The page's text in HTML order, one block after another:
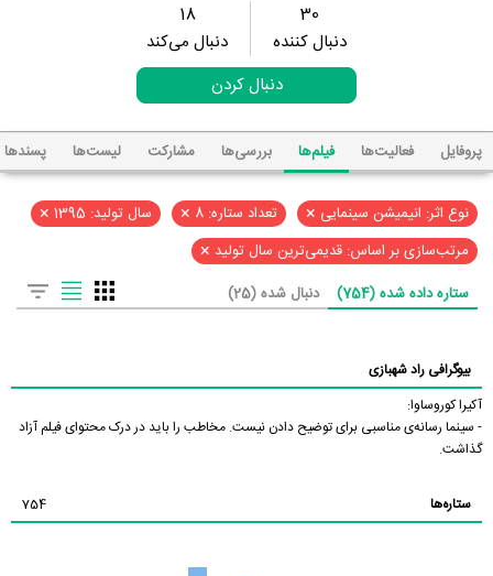
30
دنبال کننده
18
دنبال می‌کند
دنبال کردن
پروفایل فعالیت‌ها فیلم‌ها بررسی‌ها مشارکت لیست‌ها پسند‌ها
نوع اثر: انیمیشن سینمایی × تعداد ستاره: 8 × سال تولید: 1395 ×
مرتب‌سازی بر اساس: قدیمی‌ترین سال تولید ×
ستاره داده شده (754) دنبال شده (25)
بیوگرافی راد شهبازی
آکیرا کوروساوا:
- سینما رسانه‌ی مناسبی برای توضیح دادن نیست. مخاطب را باید در درک محتوای فیلم آزاد
گذاشت.
ستاره‌ها 754